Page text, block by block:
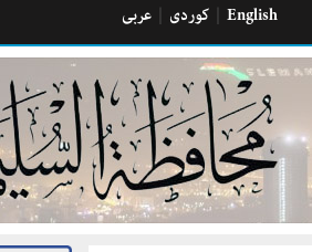
كوردی عربی English